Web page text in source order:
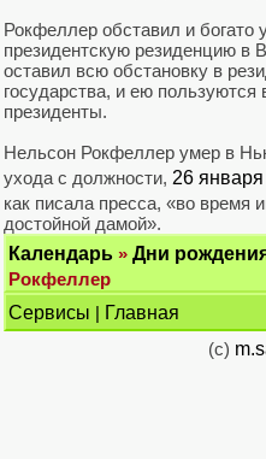
Рокфеллер обставил и богато
президентскую резиденцию в
оставил всю обстановку в
государства, и ею
президенты.
Нельсон Рокфеллер умер в
ухода с должности, 26 января
как писала пресса, «во время
достойной дамой».
Календарь » Дни
Рокфеллер
Сервисы | Главная
(c)